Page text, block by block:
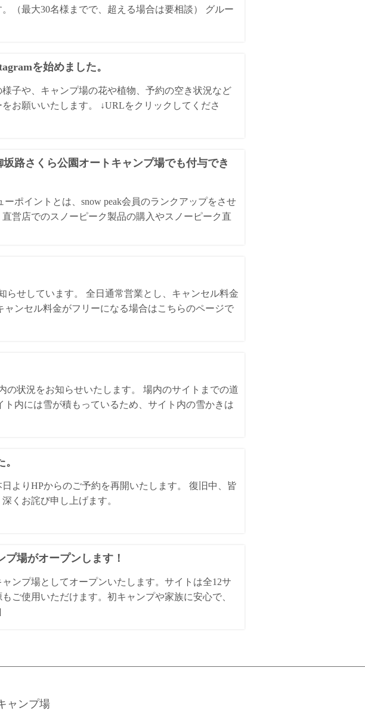
（最大30名様までで、超える場合は要相談） グルー
を始めました。
子や、キャンプ場の花や植物、予約の空き状況など
お願いいたします。 ↓URLをクリックしてくださ
路さくら公園オートキャンプ場でも付与でき
ポイントとは、snow peak会員のランクアップをさせ
営店でのスノーピーク製品の購入やスノーピーク直
らせしています。 全日通常営業とし、キャンセル料金
ンセル料金がフリーになる場合はこちらのページで
の状況をお知らせいたします。 場内のサイトまでの道
内には雪が積もっているため、サイト内の雪かきは
よりHPからのご予約を再開いたします。 復旧中、皆
くお詫び申し上げます。
場がオープンします！
ンプ場としてオープンいたします。サイトは全12サ
ご使用いただけます。初キャンプや家族に安心で、
ャンプ場